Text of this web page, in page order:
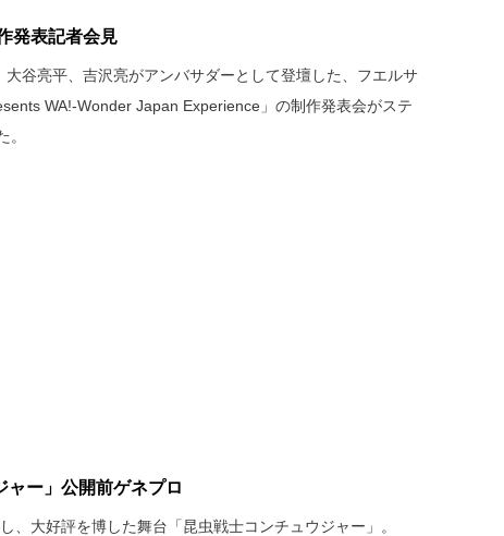
発表記者会見
谷亮平、吉沢亮がアンバサダーとして登壇した、フエルサ
WA!-Wonder Japan Experience」の制作発表会がステ
。
ャー」公開前ゲネプロ
、大好評を博した舞台「昆虫戦士コンチュウジャー」。